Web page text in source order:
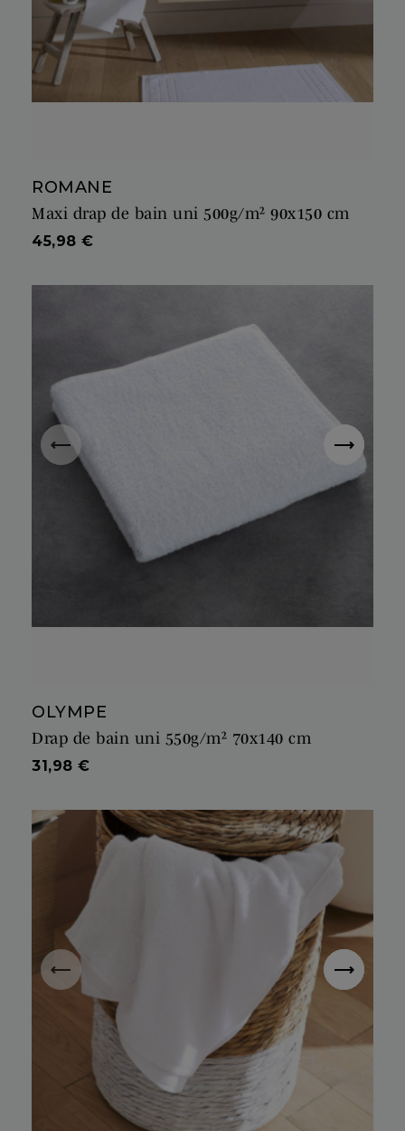
ROMANE
Maxi drap de bain uni 500g/m² 90x150 cm
Prix
45,98 €
OLYMPE
Drap de bain uni 550g/m² 70x140 cm
Prix
31,98 €